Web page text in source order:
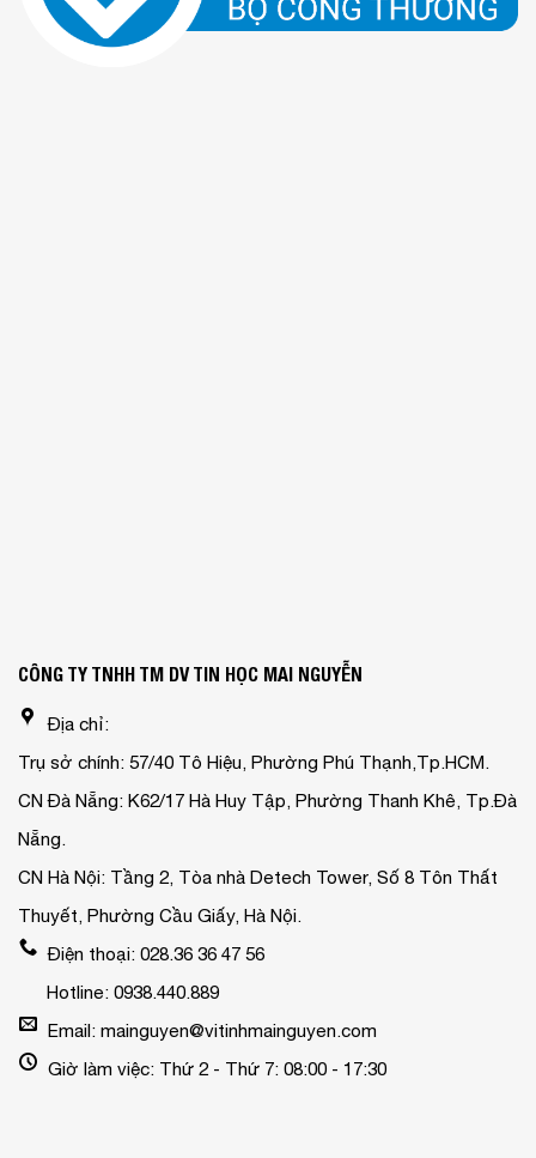
CÔNG TY TNHH TM DV TIN HỌC MAI NGUYỄN
Địa chỉ:
Trụ sở chính: 57/40 Tô Hiệu, Phường Phú Thạnh,Tp.HCM.
CN Đà Nẵng: K62/17 Hà Huy Tập, Phường Thanh Khê, Tp.Đà
Nẵng.
CN Hà Nội: Tầng 2, Tòa nhà Detech Tower, Số 8 Tôn Thất
Thuyết, Phường Cầu Giấy, Hà Nội.
Điện thoại: 028.36 36 47 56
Hotline: 0938.440.889
Email: mainguyen@vitinhmainguyen.com
Giờ làm việc: Thứ 2 - Thứ 7: 08:00 - 17:30